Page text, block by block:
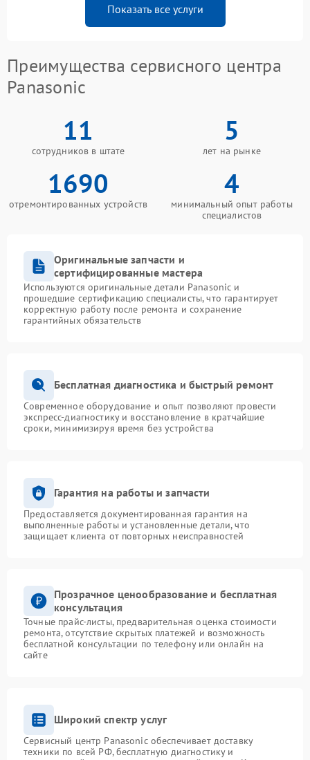
Показать все услуги
Преимущества сервисного центра
Panasonic
11
сотрудников в штате
5
лет на рынке
1690
отремонтированных устройств
4
минимальный опыт работы
специалистов
Оригинальные запчасти и
сертифицированные мастера
Используются оригинальные детали Panasonic и
прошедшие сертификацию специалисты, что гарантирует
корректную работу после ремонта и сохранение
гарантийных обязательств
Бесплатная диагностика и быстрый ремонт
Современное оборудование и опыт позволяют провести
экспресс-диагностику и восстановление в кратчайшие
сроки, минимизируя время без устройства
Гарантия на работы и запчасти
Предоставляется документированная гарантия на
выполненные работы и установленные детали, что
защищает клиента от повторных неисправностей
Прозрачное ценообразование и бесплатная
консультация
Точные прайс-листы, предварительная оценка стоимости
ремонта, отсутствие скрытых платежей и возможность
бесплатной консультации по телефону или онлайн на
сайте
Широкий спектр услуг
Сервисный центр Panasonic обеспечивает доставку
техники по всей РФ, бесплатную диагностику и